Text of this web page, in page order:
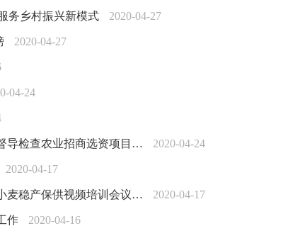
务乡村振兴新模式 2020-04-27
2020-04-27
04-24
导检查农业招商选资项目… 2020-04-24
2020-04-17
麦稳产保供视频培训会议… 2020-04-17
作 2020-04-16